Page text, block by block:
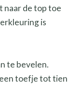
naar de top toe
is
te bevelen.
toefje tot tien